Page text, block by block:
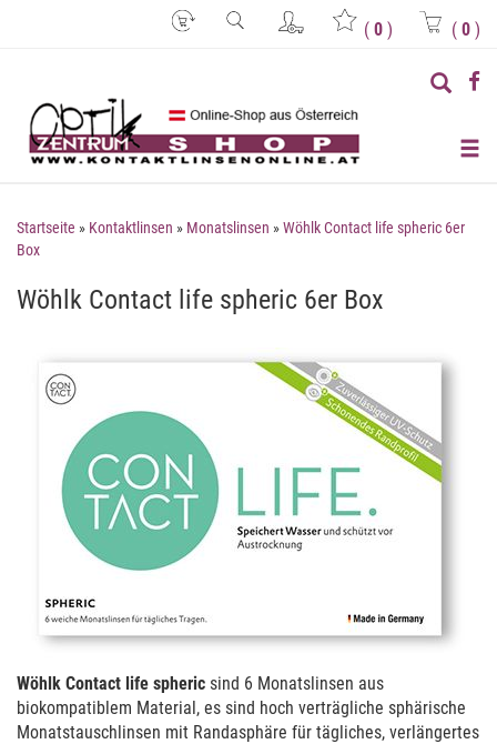
( 0 ) ( 0 )
Startseite » Kontaktlinsen » Monatslinsen »Wöhlk Contact life spheric 6er
Box
Wöhlk Contact life spheric 6er Box
Wöhlk Contact life spheric sind 6 Monatslinsen aus
biokompatiblem Material, es sind hoch verträgliche sphärische
Monatstauschlinsen mit Randasphäre für tägliches, verlängertes